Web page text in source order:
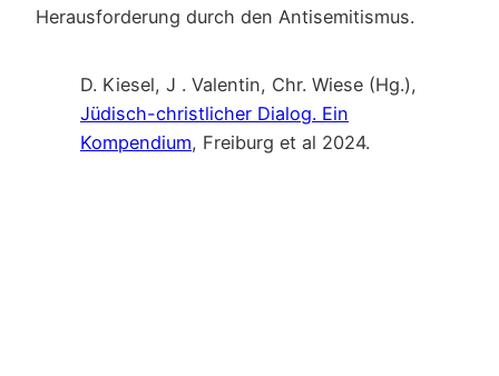
Herausforderung durch den Antisemitismus.
D. Kiesel, J . Valentin, Chr. Wiese (Hg.),
Jüdisch-christlicher Dialog. Ein
Kompendium, Freiburg et al 2024.